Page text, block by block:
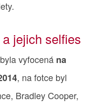
jejich selfies
vyfocená na
, na fotce byl
Bradley Cooper,